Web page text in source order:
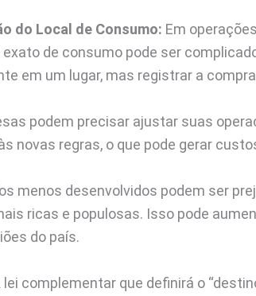
do Local de Consumo: Em
de consumo pode ser
em um lugar, mas registrar a
podem precisar ajustar suas
novas regras, o que pode gerar
menos desenvolvidos podem ser
ricas e populosas. Isso pode
do país.
lei complementar que definirá o